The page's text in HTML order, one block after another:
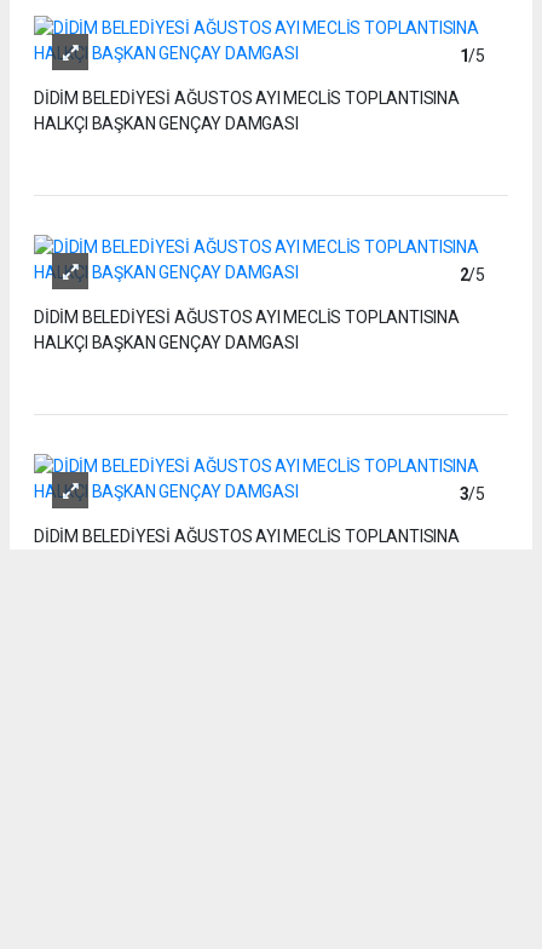
1/5
DİDİM BELEDİYESİ AĞUSTOS AYI MECLİS TOPLANTISINA
HALKÇI BAŞKAN GENÇAY DAMGASI
2/5
DİDİM BELEDİYESİ AĞUSTOS AYI MECLİS TOPLANTISINA
HALKÇI BAŞKAN GENÇAY DAMGASI
3/5
DİDİM BELEDİYESİ AĞUSTOS AYI MECLİS TOPLANTISINA